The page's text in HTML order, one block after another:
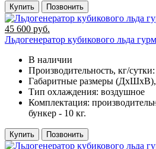
Купить Позвонить
45 600 руб.
Льдогенератор кубикового льда
В наличии
Производительность, кг/сутки:
Габаритные размеры
Тип охлаждения: воздушное
Комплектация:
бункер - 10 кг.
Купить Позвонить